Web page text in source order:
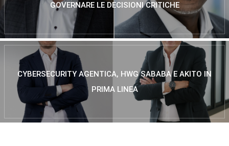
GOVERNARE LE DECISIONI CRITICHE
CYBERSECURITY AGENTICA, HWG SABABA E AKITO IN
PRIMA LINEA